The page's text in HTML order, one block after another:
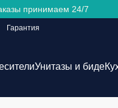
принимаем 24/7
Гарантия
Унитазы и биде